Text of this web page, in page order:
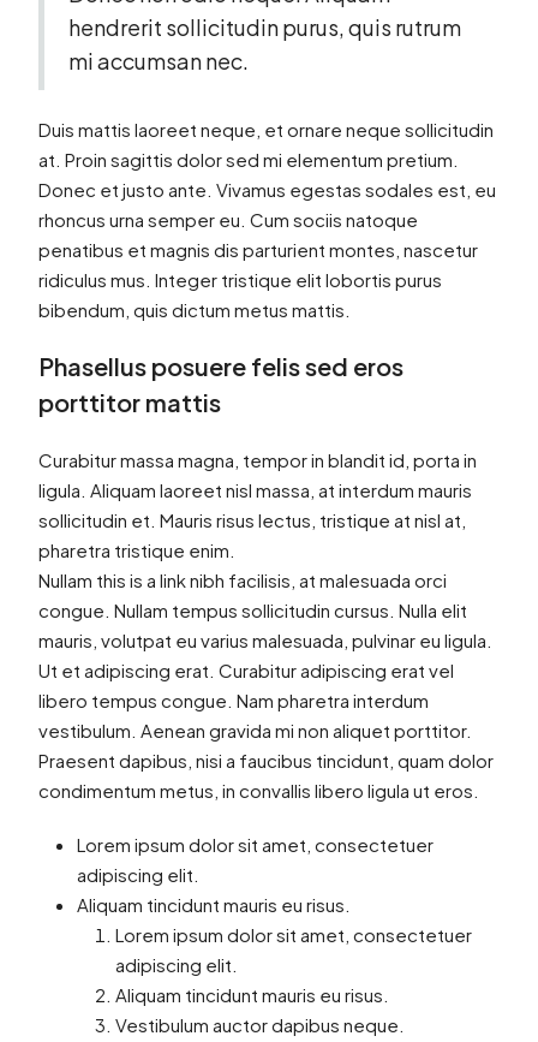
hendrerit sollicitudin purus, quis rutrum
mi accumsan nec.
Duis mattis laoreet neque, et ornare neque sollicitudin
at. Proin sagittis dolor sed mi elementum pretium.
Donec et justo ante. Vivamus egestas sodales est, eu
rhoncus urna semper eu. Cum sociis natoque
penatibus et magnis dis parturient montes, nascetur
ridiculus mus. Integer tristique elit lobortis purus
bibendum, quis dictum metus mattis.
Phasellus posuere felis sed eros
porttitor mattis
Curabitur massa magna, tempor in blandit id, porta in
ligula. Aliquam laoreet nisl massa, at interdum mauris
sollicitudin et. Mauris risus lectus, tristique at nisl at,
pharetra tristique enim.
Nullam this is a link nibh facilisis, at malesuada orci
congue. Nullam tempus sollicitudin cursus. Nulla elit
mauris, volutpat eu varius malesuada, pulvinar eu ligula.
Ut et adipiscing erat. Curabitur adipiscing erat vel
libero tempus congue. Nam pharetra interdum
vestibulum. Aenean gravida mi non aliquet porttitor.
Praesent dapibus, nisi a faucibus tincidunt, quam dolor
condimentum metus, in convallis libero ligula ut eros.
Lorem ipsum dolor sit amet, consectetuer
adipiscing elit.
Aliquam tincidunt mauris eu risus.
Lorem ipsum dolor sit amet, consectetuer
adipiscing elit.
Aliquam tincidunt mauris eu risus.
Vestibulum auctor dapibus neque.